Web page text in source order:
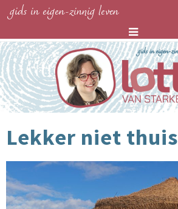
gids in eigen-zinnig leven
Lekker niet thuis